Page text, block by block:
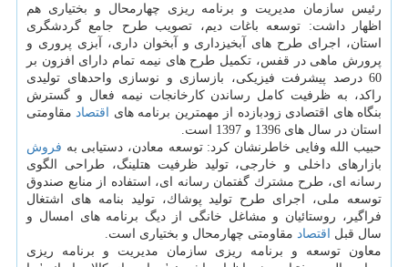
رئیس سازمان مدیریت و برنامه ریزی چهارمحال و بختیاری هم
اظهار داشت: توسعه باغات دیم، تصویب طرح جامع گردشگری
استان، اجرای طرح های آبخیزداری و آبخوان داری، آبزی پروری و
پرورش ماهی در قفس، تكمیل طرح های نیمه تمام دارای افزون بر
60 درصد پیشرفت فیزیكی، بازسازی و نوسازی واحدهای تولیدی
راكد، به ظرفیت كامل رساندن كارخانجات نیمه فعال و گسترش
بنگاه های اقتصادی زودبازده از مهمترین برنامه های اقتصاد مقاومتی
استان در سال های 1396 و 1397 است.
حبیب الله وفایی خاطرنشان كرد: توسعه معادن، دستیابی به فروش
بازارهای داخلی و خارجی، تولید ظرفیت هتلینگ، طراحی الگوی
رسانه ای، طرح مشترك گفتمان رسانه ای، استفاده از منابع صندوق
توسعه ملی، اجرای طرح تولید پوشاك، تولید بنامه های اشتغال
فراگیر، روستائیان و مشاغل خانگی از دیگ برنامه های امسال و
سال قبل اقتصاد مقاومتی چهارمحال و بختیاری است.
معاون توسعه و برنامه ریزی سازمان مدیریت و برنامه ریزی